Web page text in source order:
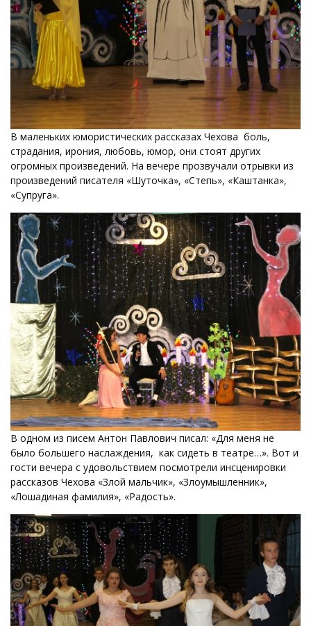
В маленьких юмористических рассказах Чехова боль,
страдания, ирония, любовь, юмор, они стоят других
огромных произведений. На вечере прозвучали отрывки из
произведений писателя «Шуточка», «Степь», «Каштанка»,
«Супруга».
В одном из писем Антон Павлович писал: «Для меня не
было большего наслаждения, как сидеть в театре…». Вот и
гости вечера с удовольствием посмотрели инсценировки
рассказов Чехова «Злой мальчик», «Злоумышленник»,
«Лошадиная фамилия», «Радость».